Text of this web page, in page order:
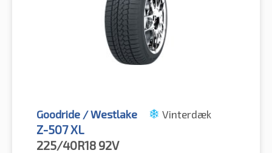
Goodride / Westlake Vinterdæk
Z-507 XL
225/40R18 92V